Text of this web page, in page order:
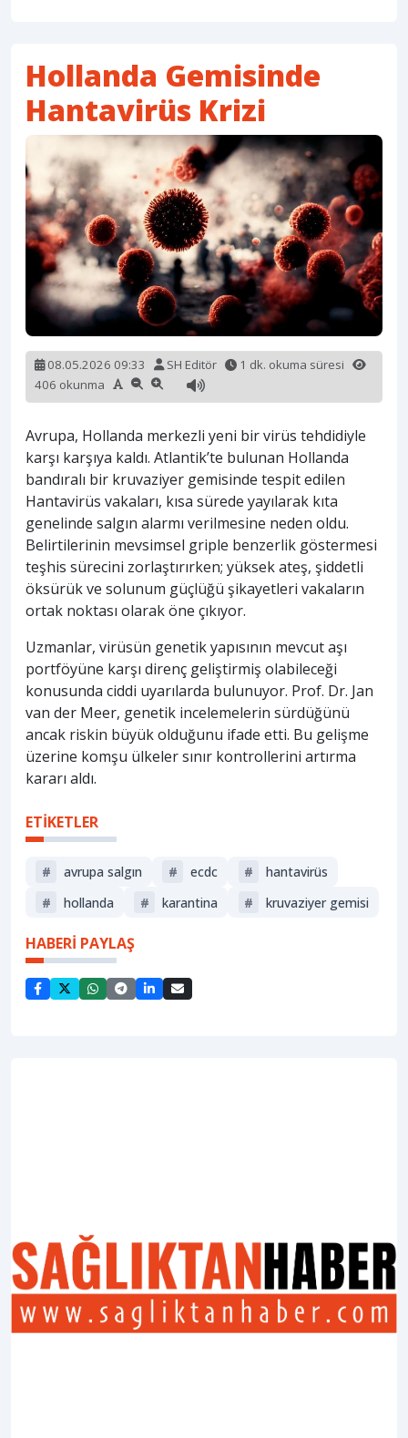
Hollanda Gemisinde
Hantavirüs Krizi
08.05.2026 09:33 SH Editör
1 dk. okuma süresi
406 okunma
Avrupa, Hollanda merkezli yeni bir virüs tehdidiyle
karşı karşıya kaldı. Atlantik’te bulunan Hollanda
bandıralı bir kruvaziyer gemisinde tespit edilen
Hantavirüs vakaları, kısa sürede yayılarak kıta
genelinde salgın alarmı verilmesine neden oldu.
Belirtilerinin mevsimsel griple benzerlik göstermesi
teşhis sürecini zorlaştırırken; yüksek ateş, şiddetli
öksürük ve solunum güçlüğü şikayetleri vakaların
ortak noktası olarak öne çıkıyor.
Uzmanlar, virüsün genetik yapısının mevcut aşı
portföyüne karşı direnç geliştirmiş olabileceği
konusunda ciddi uyarılarda bulunuyor. Prof. Dr. Jan
van der Meer, genetik incelemelerin sürdüğünü
ancak riskin büyük olduğunu ifade etti. Bu gelişme
üzerine komşu ülkeler sınır kontrollerini artırma
kararı aldı.
ETİKETLER
# avrupa salgın # ecdc #
hantavirüs
#
hollanda # karantina # kruvaziyer gemisi
HABERİ PAYLAŞ